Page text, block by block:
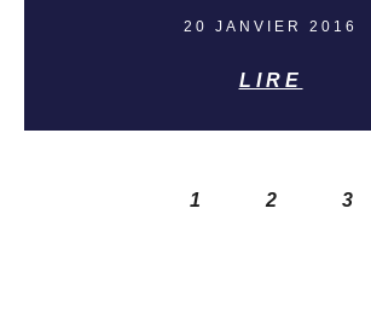
20 JANVIER 2016
LIRE
1 2 3